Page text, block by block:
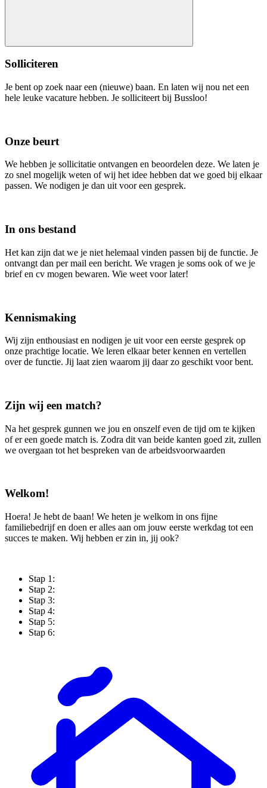
Solliciteren
Je bent op zoek naar een (nieuwe) baan. En laten wij nou net een
hele leuke vacature hebben. Je solliciteert bij Bussloo!
Onze beurt
We hebben je sollicitatie ontvangen en beoordelen deze. We laten je
zo snel mogelijk weten of wij het idee hebben dat we goed bij elkaar
passen. We nodigen je dan uit voor een gesprek.
In ons bestand
Het kan zijn dat we je niet helemaal vinden passen bij de functie. Je
ontvangt dan per mail een bericht. We vragen je soms ook of we je
brief en cv mogen bewaren. Wie weet voor later!
Kennismaking
Wij zijn enthousiast en nodigen je uit voor een eerste gesprek op
onze prachtige locatie. We leren elkaar beter kennen en vertellen
over de functie. Jij laat zien waarom jij daar zo geschikt voor bent.
Zijn wij een match?
Na het gesprek gunnen we jou en onszelf even de tijd om te kijken
of er een goede match is. Zodra dit van beide kanten goed zit, zullen
we overgaan tot het bespreken van de arbeidsvoorwaarden
Welkom!
Hoera! Je hebt de baan! We heten je welkom in ons fijne
familiebedrijf en doen er alles aan om jouw eerste werkdag tot een
succes te maken. Wij hebben er zin in, jij ook?
Stap 1:
Stap 2:
Stap 3:
Stap 4:
Stap 5:
Stap 6: